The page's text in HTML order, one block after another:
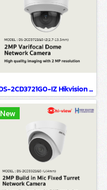
DS-2CD3721G0-IZ Hikvision 2MP Varifocal Dome Network Camera IP Camera CCTV Camera (2.7-13.5mm)
New